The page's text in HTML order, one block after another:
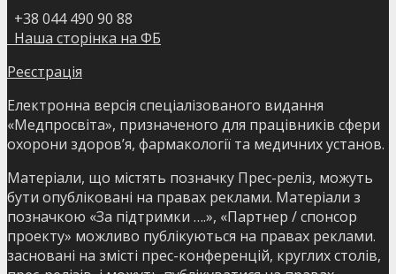
+38 044 490 90 88
Наша сторінка на ФБ
Реєстрація
Електронна версія спеціалізованого видання
«Медпросвіта», призначеного для працівників сфери
охорони здоров’я, фармакології та медичних установ.
Матеріали, що містять позначку Прес-реліз, можуть
бути опубліковані на правах реклами. Матеріали з
позначкою «За підтримки ….», «Партнер / спонсор
проекту» можливо публікуються на правах реклами.
засновані на змісті прес-конференцій, круглих столів,